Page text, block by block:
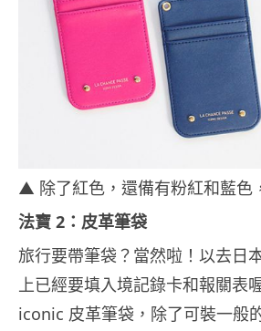
▲ 除了紅色，還備有粉紅和藍色
法寶 2：皮革筆袋
旅行要帶筆袋？當然啦！以去日
上已經要填入境記錄卡和報關表
iconic 皮革筆袋，除了可裝一般